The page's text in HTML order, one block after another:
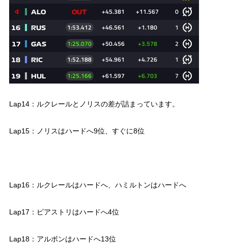
Lap14：ルクレールとノリスの差が詰まっています。
Lap15：ノリスはハードへ9位、すぐに8位
Lap16：ルクレールはハードへ、ハミルトンはハードへ
Lap17：ピアストリはハードへ4位
Lap18：アルボンはハードへ13位